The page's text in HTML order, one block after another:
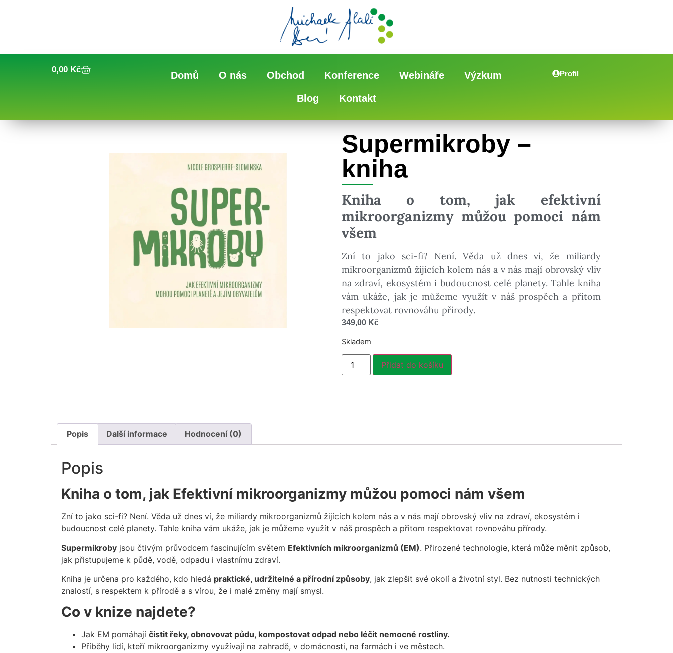
0,00 Kč Domů O nás Obchod Konference Webináře Výzkum
Blog Kontakt
Profil
Supermikroby –
kniha
Kniha o tom, jak efektivní
mikroorganizmy můžou pomoci nám
všem
Zní to jako sci-fi? Není. Věda už dnes ví, že miliardy
mikroorganizmů žijících kolem nás a v nás mají obrovský vliv
na zdraví, ekosystém i budoucnost celé planety. Tahle kniha
vám ukáže, jak je můžeme využít v náš prospěch a přitom
respektovat rovnováhu přírody.
349,00 Kč
Skladem
Přidat do košíku
Popis Další informace Hodnocení (0)
Popis
Kniha o tom, jak Efektivní mikroorganizmy můžou pomoci nám všem
Zní to jako sci-fi? Není. Věda už dnes ví, že miliardy mikroorganizmů žijících kolem nás a v nás mají obrovský vliv na zdraví, ekosystém i
budoucnost celé planety. Tahle kniha vám ukáže, jak je můžeme využít v náš prospěch a přitom respektovat rovnováhu přírody.
Supermikroby jsou čtivým průvodcem fascinujícím světem Efektivních mikroorganizmů (EM). Přirozené technologie, která může měnit způsob,
jak přistupujeme k půdě, vodě, odpadu i vlastnímu zdraví.
Kniha je určena pro každého, kdo hledá praktické, udržitelné a přírodní způsoby, jak zlepšit své okolí a životní styl. Bez nutnosti technických
znalostí, s respektem k přírodě a s vírou, že i malé změny mají smysl.
Co v knize najdete?
Jak EM pomáhají čistit řeky, obnovovat půdu, kompostovat odpad nebo léčit nemocné rostliny.
Příběhy lidí, kteří mikroorganizmy využívají na zahradě, v domácnosti, na farmách i ve městech.